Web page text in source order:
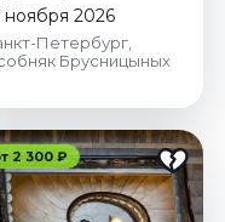
ноября 2026
Петербург,
Брусницыных
2 300 ₽